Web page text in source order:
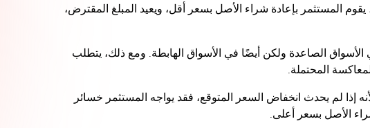
المستثمر بإعادة شراء الأصل بسعر أقل، ويعيد المبلغ المقترض،
الصاعدة ولكن أيضًا في الأسواق الهابطة. ومع ذلك، يتطلب
المحتملة.
إذا لم يحدث انخفاض السعر المتوقع، فقد يواجه المستثمر خسائر
الأصل بسعر أعلى.